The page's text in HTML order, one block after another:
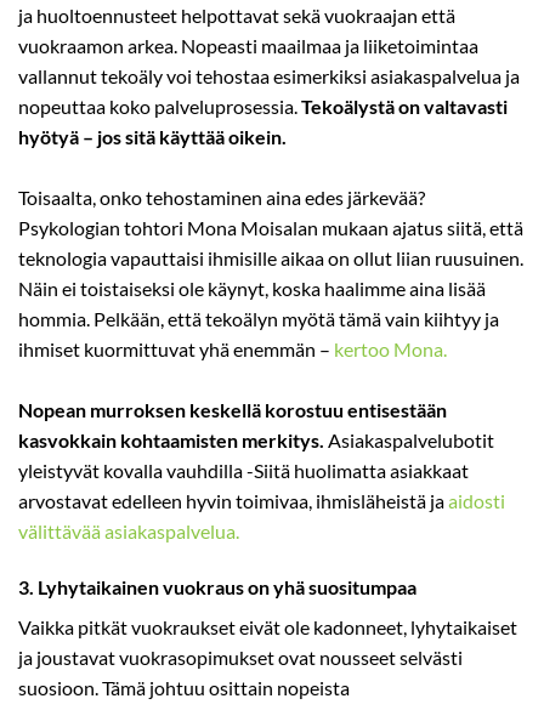
ja huoltoennusteet helpottavat sekä vuokraajan että
vuokraamon arkea. Nopeasti maailmaa ja liiketoimintaa
vallannut tekoäly voi tehostaa esimerkiksi asiakaspalvelua ja
nopeuttaa koko palveluprosessia.Tekoälystä on valtavasti
hyötyä – jos sitä käyttää oikein.
Toisaalta, onko tehostaminen aina edes järkevää?
Psykologian tohtori Mona Moisalan mukaan ajatus siitä, että
teknologia vapauttaisi ihmisille aikaa on ollut liian ruusuinen.
Näin ei toistaiseksi ole käynyt, koska haalimme aina lisää
hommia. Pelkään, että tekoälyn myötä tämä vain kiihtyy ja
ihmiset kuormittuvat yhä enemmän – kertoo Mona.
Nopean murroksen keskellä korostuu entisestään
kasvokkain kohtaamisten merkitys. Asiakaspalvelubotit
yleistyvät kovalla vauhdilla -Siitä huolimatta asiakkaat
arvostavat edelleen hyvin toimivaa, ihmisläheistä jaaidosti
välittävää asiakaspalvelua.
3. Lyhytaikainen vuokraus on yhä suositumpaa
Vaikka pitkät vuokraukset eivät ole kadonneet, lyhytaikaiset
ja joustavat vuokrasopimukset ovat nousseet selvästi
suosioon. Tämä johtuu osittain nopeista